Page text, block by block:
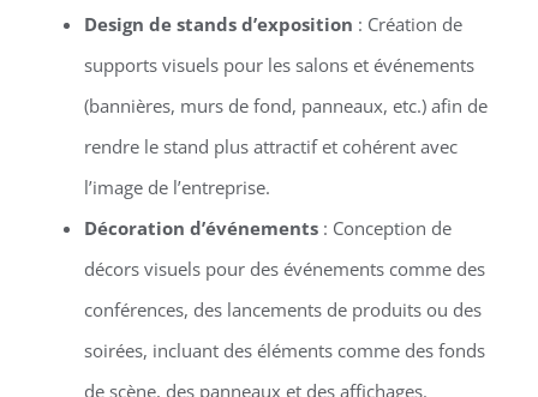
Design de stands d’exposition : Création de
supports visuels pour les salons et événements
(bannières, murs de fond, panneaux, etc.) afin de
rendre le stand plus attractif et cohérent avec
l’image de l’entreprise.
Décoration d’événements: Conception de
décors visuels pour des événements comme des
conférences, des lancements de produits ou des
soirées, incluant des éléments comme des fonds
de scène, des panneaux et des affichages.